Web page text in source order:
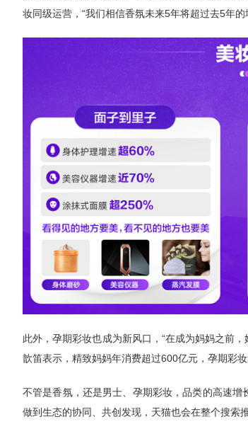
妆同级运营，“我们相信香氛未来5年将超过去5年的
此外，孕期彩妆也成为新风口，“在成为妈妈之前
歆笛表示，精致妈妈年消费超过600亿元，孕期彩
不管是香氛，还是男士、孕期彩妆，品类的高速
做到生态的协同、共创发现，天猫也会在整个搜索